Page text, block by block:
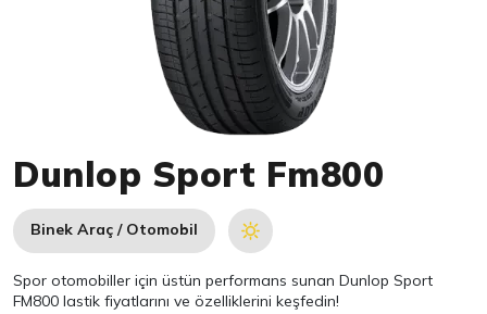
Dunlop Sport Fm800
Binek Araç / Otomobil
Spor otomobiller için üstün performans sunan Dunlop Sport
FM800 lastik fiyatlarını ve özelliklerini keşfedin!